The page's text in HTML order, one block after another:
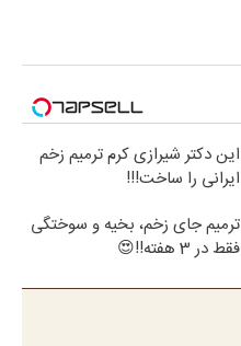
این دکتر شیرازی کرم ترمیم زخم
ایرانی را ساخت!!!
ترمیم جای زخم، بخیه و سوختگی
فقط در 3 هفته!!😍